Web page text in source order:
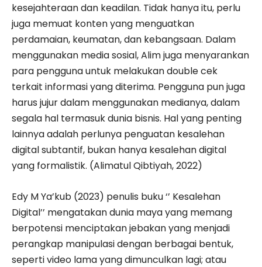
kesejahteraan dan keadilan. Tidak hanya itu, perlu
juga memuat konten yang menguatkan
perdamaian, keumatan, dan kebangsaan. Dalam
menggunakan media sosial, Alim juga menyarankan
para pengguna untuk melakukan double cek
terkait informasi yang diterima. Pengguna pun juga
harus jujur dalam menggunakan medianya, dalam
segala hal termasuk dunia bisnis. Hal yang penting
lainnya adalah perlunya penguatan kesalehan
digital subtantif, bukan hanya kesalehan digital
yang formalistik. (Alimatul Qibtiyah, 2022)
Edy M Ya’kub (2023) penulis buku ‘’ Kesalehan
Digital’’ mengatakan dunia maya yang memang
berpotensi menciptakan jebakan yang menjadi
perangkap manipulasi dengan berbagai bentuk,
seperti video lama yang dimunculkan lagi; atau